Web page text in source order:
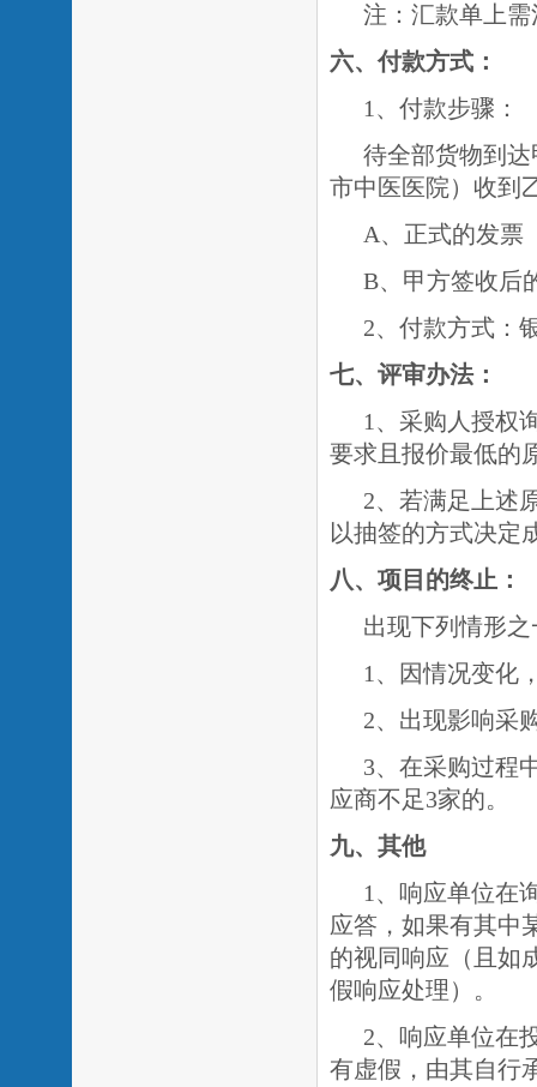
注：汇款单上
六、付款方式：
1、付款步骤：
待全部货物到
市中医医院）收到
A、正式的发票
B、甲方签收后
2、付款方式：
七、评审办法：
1、采购人授权
要求且报价最低的
2、若满足上述
以抽签的方式决定
八、项目的终止：
出现下列情形
1、因情况变化
2、出现影响采
3、在采购过程
应商不足3家的。
九、其他
1、响应单位在
应答，如果有其中
的视同响应（且如
假响应处理）。
2、响应单位在
有虚假，由其自行